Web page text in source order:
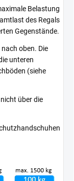
Belastung
des Regals
Gegenstände.
oben. Die
unteren
(siehe
über die